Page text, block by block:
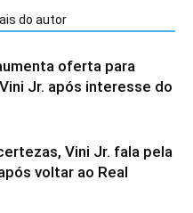
do autor
oferta para
Jr. após interesse do
Vini Jr. fala pela
voltar ao Real